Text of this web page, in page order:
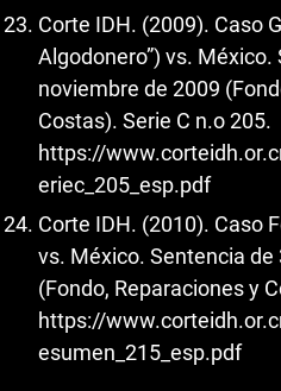
Corte IDH. (2009). Caso
Algodonero”) vs. México.
noviembre de 2009
Costas). Serie C n.o 205.
https://
eriec_205_esp.pdf
Corte IDH. (2010). Caso
vs. México. Sentencia
(Fondo, Reparaciones y
https://
esumen_215_esp.pdf